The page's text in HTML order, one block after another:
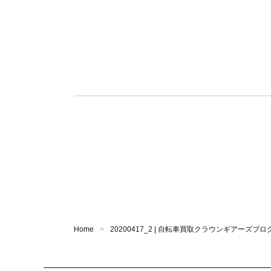
Home 20200417_2 | 自転車買取クラウンギアーズブロ